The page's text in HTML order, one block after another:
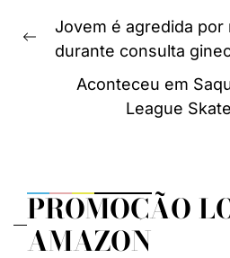
Navegação
dePrevious
Jovem é agredida por
durante consulta
Aconteceu em
League
PROMOÇÃO
AMAZON